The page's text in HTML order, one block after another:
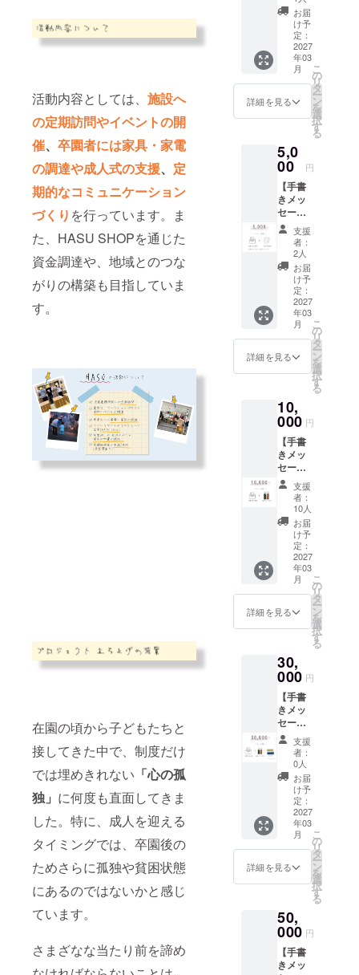
活動内容としては、 施設へ
の定期訪問やイベントの開
催、 卒園者には家具・家電
の調達や成人式の支援、 定
期的なコミュニケーション
づくり を行っています。ま
た、HASU SHOPを通じた
資金調達や、地域とのつな
がりの構築も目指していま
す。
在園の頃から子どもたちと
接してきた中で、制度だけ
では埋めきれない 「心の孤
独」 に何度も直面してきま
した。特に、成人を迎える
タイミングでは、卒園後の
ためさらに孤独や貧困状態
にあるのではないかと感じ
ています。
さまざなな当たり前を諦め
て、お
礼の
メッ
セージ
を[郵送
又は
PDF]で
お送り
しま
す。 郵
お受け
取りを
ご希望
の方
は、備
考欄に
【①氏
名 ② 住
所 ③ 電
話番
号】を
ご記入
くださ
い。
PDFで
の お受
け取り
考欄に
【①氏
名 】を
ご記入
くださ
い。
お届
け予
定：
2027
年03
月
詳細を見る
こ
の
リ
タ
ー
ン
を
選
択
す
る
5,0
00 円
【手書
きメッ
セージ
＋成人
式 写
真】 感
謝の気
持ちを
込め
て、お
礼の
メッ
セージ
と 成人
式の写
真をお
ます。 (
郵送 又
は PDF
ファイ
ル)どち
らかを
お選び
いただ
けま
す。 ※
子ども
たちの
プライ
バシー
保護の
観点か
ら、お
が特定
されな
い形で
の撮
影・ご
提供と
なりま
す。あ
らかじ
めご理
解いた
だけま
すと幸
いで
す。 ・
郵送で
の お受
は、備
考欄に
【①氏
名 ② 住
所 ③ 電
支援
者：
2人
お届
け予
定：
2027
年03
月
詳細を見る
こ
の
リ
タ
ー
ン
を
選
択
す
る
10,
000 円
【手書
きメッ
セージ
＋ 写真
＋
HASU
キーホ
ルダー
】 感謝
の気持
ちを込
めて、
手書き
メッ
セー
ジ、成
写真、
また
HASU
オリジ
ナルの
キーホ
ルダー
をお送
りしま
す。 ※
子ども
たちの
プライ
バシー
保護の
観点か
ら、お
が特定
されな
い形で
の撮
影・ご
支援
者：
10人
お届
け予
定：
2027
年03
月
詳細を見る
こ
の
リ
タ
ー
ン
を
選
択
す
る
30,
000 円
【手書
きメッ
セージ
＋ 写真
＋
HASU
キーホ
ルダー
nuuno.
アイピ
ロー 】
感謝の
気持ち
を込め
て、①
メッ
セー
ジ ②
成人式
の写
支援
者：
0人
お届
け予
定：
2027
年03
月
詳細を見る
こ
の
リ
タ
ー
ン
を
選
択
す
る
50,
000 円
【手書
きメッ